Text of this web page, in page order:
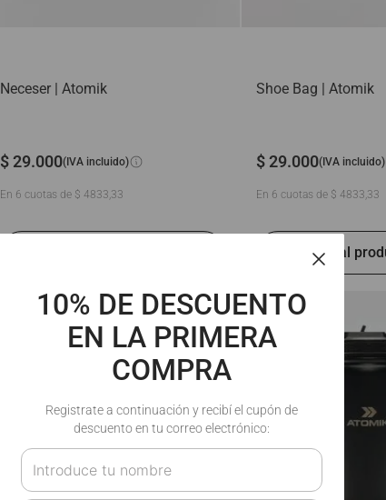
10% DE DESCUENTO
EN LA PRIMERA
COMPRA
Registrate a continuación y recibí el cupón de
descuento en tu correo electrónico:
Neceser | Atomik
$29.000(IVA incluido)
En 6 cuotas de $ 4833,33
Shoe Bag | Atomik
$29.000(IVA incluido)
En 6 cuotas de $ 4833,33